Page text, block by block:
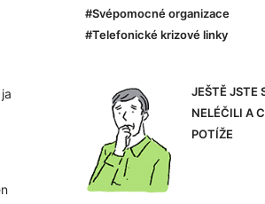
#Svépomocné organizace
#Telefonické krizové linky
JEŠTĚ JSTE
NELÉČILI A
POTÍŽE